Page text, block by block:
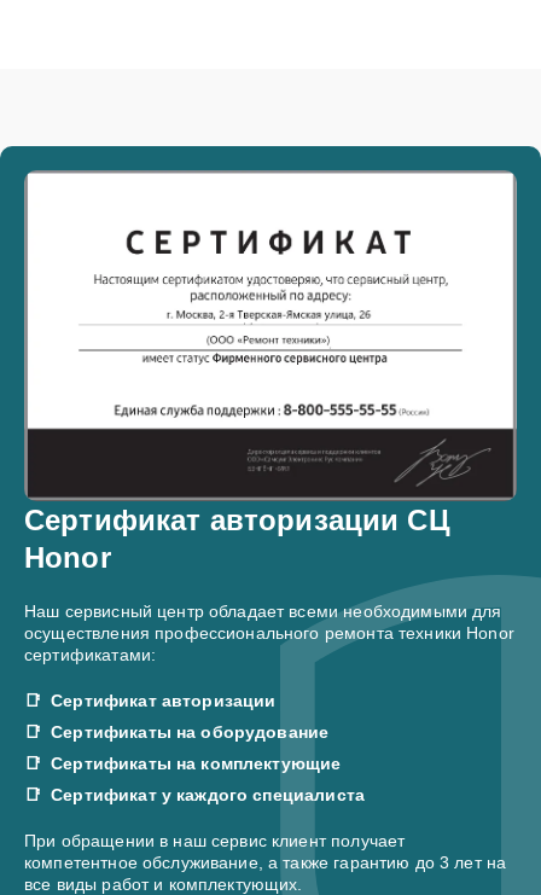
Сертификат авторизации СЦ
Honor
Наш сервисный центр обладает всеми необходимыми для
осуществления профессионального ремонта техники Honor
сертификатами:
Сертификат авторизации
Сертификаты на оборудование
Сертификаты на комплектующие
Сертификат у каждого специалиста
При обращении в наш сервис клиент получает
компетентное обслуживание, а также гарантию до 3 лет на
все виды работ и комплектующих.